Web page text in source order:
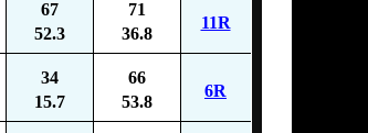
67
52.3
71
36.8
11R
34
15.7
66
53.8
6R